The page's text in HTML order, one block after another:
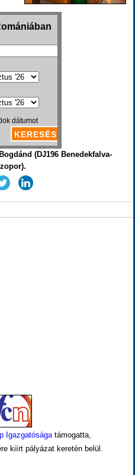
(DJ196 Benedekfalva-
Igazgatóságatámogatta,
kiírt pályázat keretén belül.